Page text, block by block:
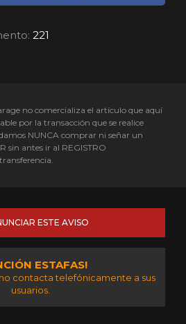
221
no comercializa el artículo que aquí
por la transacción que se realice
NUNCA comprar ni señar un
sin antes ir al REGISTRO
ESTE AVISO
ESTAFAS!
contacta telefónicamente a sus
usuarios.